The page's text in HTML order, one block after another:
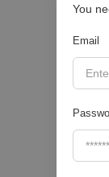
You
Email